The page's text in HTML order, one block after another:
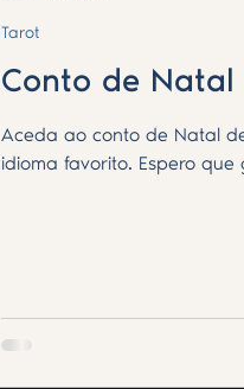
Conto de Natal
Aceda ao conto de Natal
idioma favorito. Espero que
Tarot